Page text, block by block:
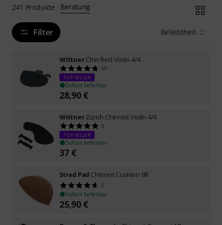
241 Produkte · Beratung
Filter Beliebtheit
WittnerChin Rest Violin 4/4
60
TOP-SELLER
Sofort lieferbar
28,90€
WittnerZürich Chinrest Violin 4/4
9
TOP-SELLER
Sofort lieferbar
37€
Strad Pad Chinrest Cushion BR
5
Sofort lieferbar
25,90€